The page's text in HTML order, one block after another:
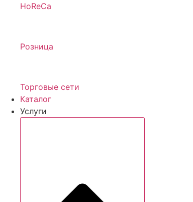
HoReCa
Розница
Торговые сети
Каталог
Услуги